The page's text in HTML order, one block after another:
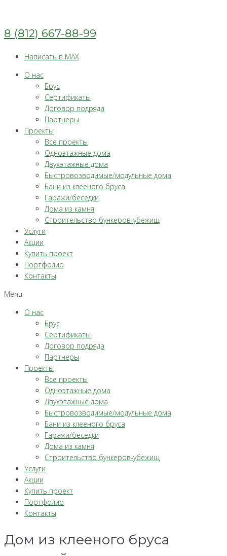
контенту
8 (812) 667-88-99
Написать в MAX
О нас
Брус
Сертификаты
Договор подряда
Партнеры
Проекты
Все проекты
Одноэтажные дома
Двухэтажные дома
Быстровозводимые/модульные дома
Бани из клееного бруса
Гаражи/беседки
Дома из камня
Строительство бункеров-убежищ
Услуги
Акции
Купить проект
Портфолио
Контакты
Menu
О нас
Брус
Сертификаты
Договор подряда
Партнеры
Проекты
Все проекты
Одноэтажные дома
Двухэтажные дома
Быстровозводимые/модульные дома
Бани из клееного бруса
Гаражи/беседки
Дома из камня
Строительство бункеров-убежищ
Услуги
Акции
Купить проект
Портфолио
Контакты
Дом из клееного бруса